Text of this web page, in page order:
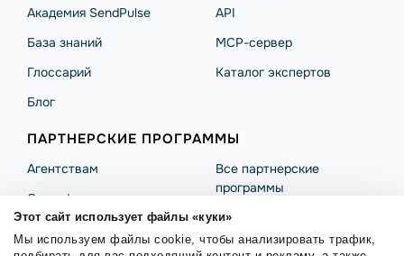
Этот сайт использует файлы «куки»
Мы используем файлы cookie, чтобы анализировать трафик,
Академия SendPulse
База знаний
Глоссарий
Блог
API
MCP-сервер
Каталог экспертов
ПАРТНЕРСКИЕ ПРОГРАММЫ
Агентствам
Сертификация
Реферальная программа
Все партнерские
программы
Поддержка стартапов